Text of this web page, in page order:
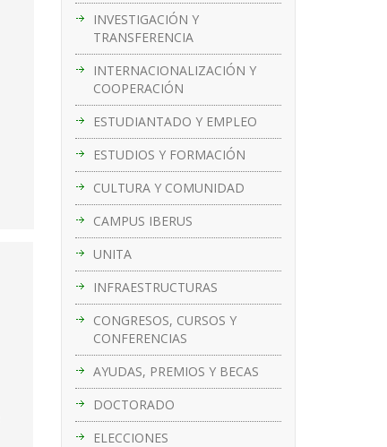
INVESTIGACIÓN Y
TRANSFERENCIA
INTERNACIONALIZACIÓN Y
COOPERACIÓN
ESTUDIANTADO Y EMPLEO
ESTUDIOS Y FORMACIÓN
CULTURA Y COMUNIDAD
CAMPUS IBERUS
UNITA
INFRAESTRUCTURAS
CONGRESOS, CURSOS Y
CONFERENCIAS
AYUDAS, PREMIOS Y BECAS
DOCTORADO
ELECCIONES